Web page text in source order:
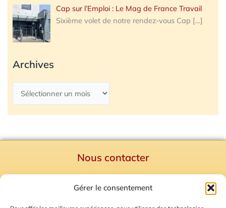
Gérer le consentement
Cap sur l’Emploi : Le Mag de France Travail
Sixième volet de notre rendez-vous Cap […]
Archives
Nous contacter
Mentions Légales
Plan du site